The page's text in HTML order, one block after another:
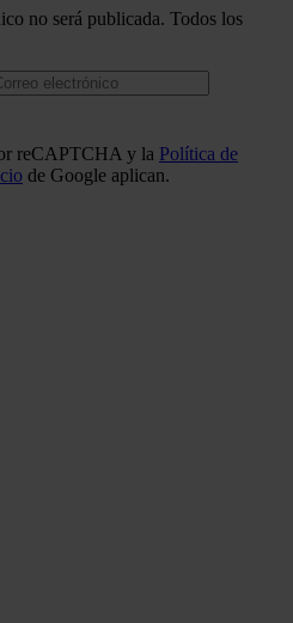
no será publicada. Todos los
reCAPTCHA y la Política de
de Google aplican.